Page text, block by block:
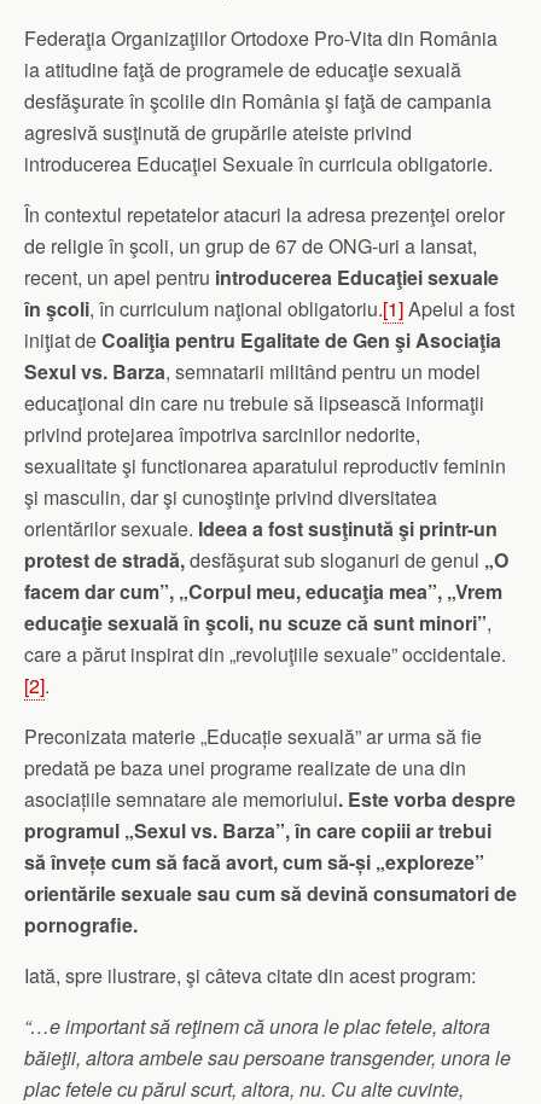
Federaţia Organizaţiilor Ortodoxe Pro-Vita din România
ia atitudine faţă de programele de educaţie sexuală
desfăşurate în şcolile din România şi faţă de campania
agresivă susţinută de grupările ateiste privind
introducerea Educaţiei Sexuale în curricula obligatorie.
În contextul repetatelor atacuri la adresa prezenţei orelor
de religie în şcoli, un grup de 67 de ONG-uri a lansat,
recent, un apel pentru introducerea Educaţiei sexuale
în şcoli, în curriculum naţional obligatoriu.[1]Apelul a fost
iniţiat deCoaliţia pentru Egalitate de Gen şi Asociaţia
Sexul vs. Barza, semnatarii militând pentru un model
educaţional din care nu trebuie să lipsească informaţii
privind protejarea împotriva sarcinilor nedorite,
sexualitate şi functionarea aparatului reproductiv feminin
şi masculin, dar şi cunoştinţe privind diversitatea
orientărilor sexuale. Ideea a fost susţinută şi printr-un
protest de stradă,desfăşurat sub sloganuri de genul „O
facem dar cum”, „Corpul meu, educaţia mea”, „Vrem
educaţie sexuală în şcoli, nu scuze că sunt minori”,
care a părut inspirat din „revoluţiile sexuale” occidentale.
[2].
Preconizata materie „Educație sexuală” ar urma să fie
predată pe baza unei programe realizate de una din
asociațiile semnatare ale memoriului. Este vorba despre
programul „Sexul vs. Barza”, în care copiii ar trebui
să învețe cum să facă avort, cum să-și „exploreze”
orientările sexuale sau cum să devină consumatori de
pornografie.
Iată, spre ilustrare, şi câteva citate din acest program:
“…e important să reţinem că unora le plac fetele, altora
băieţii, altora ambele sau persoane transgender, unora le
plac fetele cu părul scurt, altora, nu. Cu alte cuvinte,